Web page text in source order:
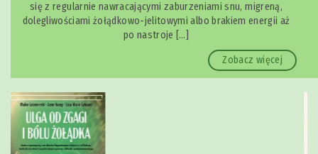
się z regularnie nawracającymi zaburzeniami snu, migreną,
dolegliwościami żołądkowo-jelitowymi albo brakiem energii aż
po nastroje […]
Zobacz więcej